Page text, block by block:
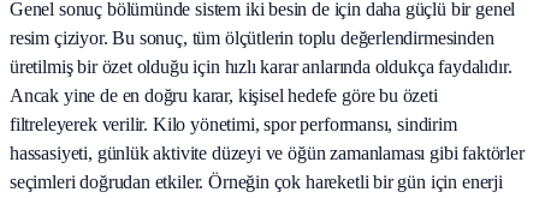
Genel sonuç bölümünde sistem iki besin de için daha güçlü bir genel
resim çiziyor. Bu sonuç, tüm ölçütlerin toplu değerlendirmesinden
üretilmiş bir özet olduğu için hızlı karar anlarında oldukça faydalıdır.
Ancak yine de en doğru karar, kişisel hedefe göre bu özeti
filtreleyerek verilir. Kilo yönetimi, spor performansı, sindirim
hassasiyeti, günlük aktivite düzeyi ve öğün zamanlaması gibi faktörler
seçimleri doğrudan etkiler. Örneğin çok hareketli bir gün için enerji